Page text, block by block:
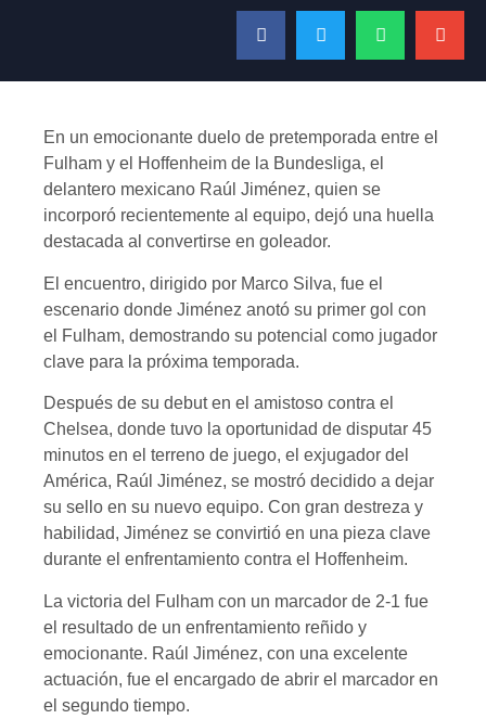
En un emocionante duelo de pretemporada entre el
Fulham y el Hoffenheim de la Bundesliga, el
delantero mexicano Raúl Jiménez, quien se
incorporó recientemente al equipo, dejó una huella
destacada al convertirse en goleador.
El encuentro, dirigido por Marco Silva, fue el
escenario donde Jiménez anotó su primer gol con
el Fulham, demostrando su potencial como jugador
clave para la próxima temporada.
Después de su debut en el amistoso contra el
Chelsea, donde tuvo la oportunidad de disputar 45
minutos en el terreno de juego, el exjugador del
América, Raúl Jiménez, se mostró decidido a dejar
su sello en su nuevo equipo. Con gran destreza y
habilidad, Jiménez se convirtió en una pieza clave
durante el enfrentamiento contra el Hoffenheim.
La victoria del Fulham con un marcador de 2-1 fue
el resultado de un enfrentamiento reñido y
emocionante. Raúl Jiménez, con una excelente
actuación, fue el encargado de abrir el marcador en
el segundo tiempo.